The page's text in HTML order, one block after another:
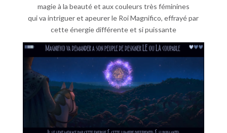
magie à la beauté et aux couleurs très féminines
qui va intriguer et apeurer le Roi Magnifico, effrayé par
cette énergie différente et si puissante